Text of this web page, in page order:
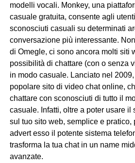
modelli vocali. Monkey, una
casuale gratuita, consente agli
sconosciuti casuali su determinati
conversazione più interessante.
di Omegle, ci sono ancora molti siti
possibilità di chattare (con o senza
in modo casuale. Lanciato nel
popolare sito di video chat online,
chattare con sconosciuti di tutto il
casuale. Infatti, oltre a poter usare il
sul tuo sito web, semplice e
advert esso il potente sistema
trasforma la tua chat in un name
avanzate.